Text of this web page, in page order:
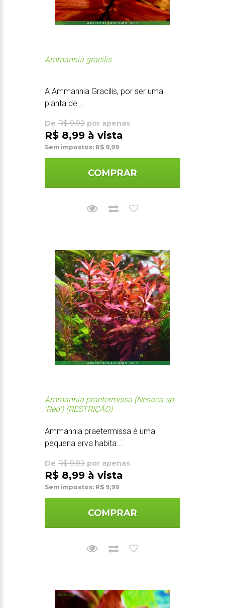
Ammannia gracilis
A Ammannia Gracilis, por ser uma
planta de...
De R$ 9,99 por apenas
R$ 8,99 à vista
Sem impostos: R$ 9,99
COMPRAR
Ammannia praetermissa (Nesaea sp.
'Red') (RESTRIÇÃO)
Ammannia praetermissa é uma
pequena erva habita...
De R$ 9,99 por apenas
R$ 8,99 à vista
Sem impostos: R$ 9,99
COMPRAR